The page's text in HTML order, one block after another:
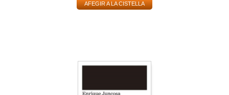
AFEGIR A LA CISTELLA